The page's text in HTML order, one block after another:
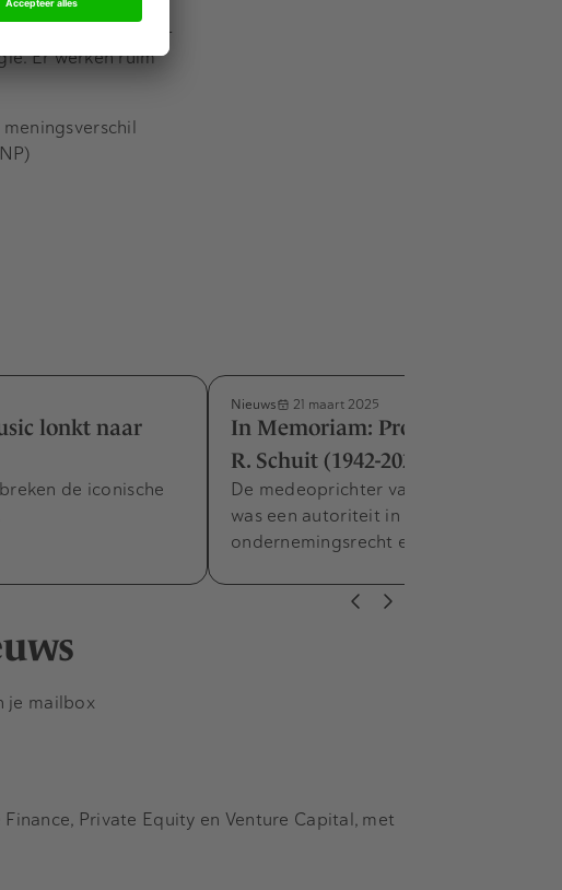
en -
Er werken ruim
lonkt naar
de iconische
Nieuws 21 maart 2025
In Memoriam: Professor Steven
R. Schuit (1942-2024)
De medeoprichter van Allen & Overy
was een autoriteit in
ondernemingsrecht en M&A.
je mailbox
Private Equity en Venture Capital, met